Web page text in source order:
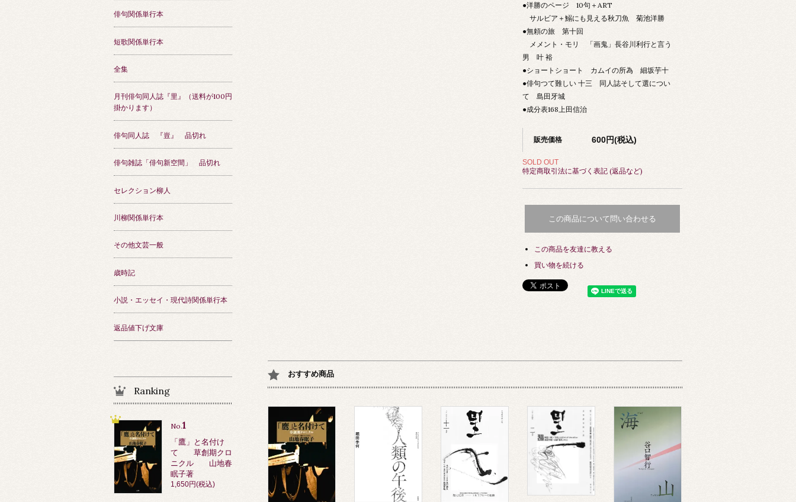
●洋勝のページ 10句＋ART
サルビア＋鰯にも見える秋刀魚 菊池洋勝
●無頼の旅 第十回
メメント・モリ 「画鬼」長谷川利行と言う
男 叶 裕
●ショートショート カムイの所為 細坂芋十
●俳句つて難しい 十三 同人誌そして選につい
て 島田牙城
●成分表168上田信治
販売価格 600円(税込)
SOLD OUT
特定商取引法に基づく表記 (返品など)
この商品について問い合わせる
この商品を友達に教える
買い物を続ける
おすすめ商品
俳句関係単行本
短歌関係単行本
全集
月刊俳句同人誌『里』（送料が100円
掛かります）
俳句同人誌 『豈』 品切れ
俳句雑誌「俳句新空間」 品切れ
セレクション柳人
川柳関係単行本
その他文芸一般
歳時記
小説・エッセイ・現代詩関係単行本
返品値下げ文庫
Ranking
No.1
「鷹」と名付け
て 草創期クロ
ニクル 山地春
眠子著
1,650円(税込)